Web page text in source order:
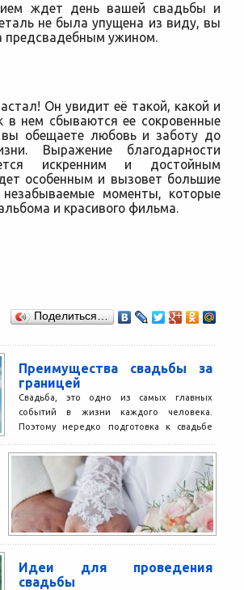
ждет день вашей свадьбы и
не была упущена из виду, вы
предсвадебным ужином.
Он увидит её такой, какой и
в нем сбываются ее сокровенные
обещаете любовь и заботу до
Выражение благодарности
искренним и достойным
особенным и вызовет большие
моменты, которые
и красивого фильма.
Поделиться…
Преимущества свадьбы за
границей
Свадьба, это одно из самых главных
событий в жизни каждого человека.
Поэтому нередко подготовка к свадьбе
Идеи для проведения
свадьбы